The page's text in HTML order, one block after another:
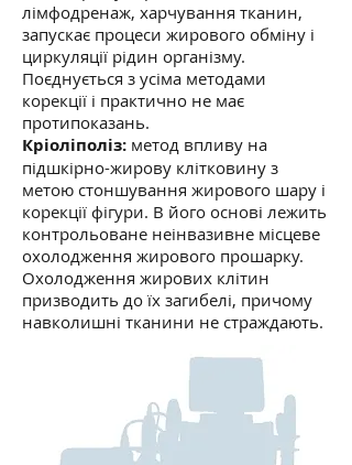
лімфодренаж, харчування тканин,
запускає процеси жирового обміну і
циркуляції рідин організму.
Поєднується з усіма методами
корекції і практично не має
протипоказань.
Кріоліполіз: метод впливу на
підшкірно-жирову клітковину з
метою стоншування жирового шару і
корекції фігури. В його основі лежить
контрольоване неінвазивне місцеве
охолодження жирового прошарку.
Охолодження жирових клітин
призводить до їх загибелі, причому
навколишні тканини не страждають.